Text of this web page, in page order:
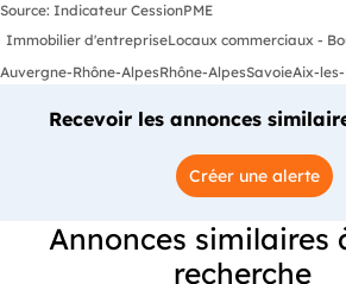
Source: Indicateur CessionPME
Immobilier d'entrepriseLocaux commerciaux -
Auvergne-Rhône-AlpesRhône-AlpesSavoieAix-les-
Recevoir les annonces
Créer une alerte
Annonces similaires
recherche